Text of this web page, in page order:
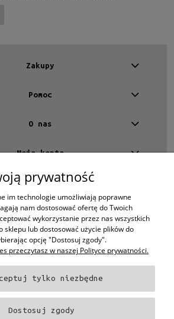
Zakupy
Pomoc
O nas
Moje konto
Kontakt
OPTYKA -
optyk Warszawa
ul.Chmielna 4
00-020 Warszawa
woj. mazowieckie
+48 696 015 670
sklep@4eyes.pl
Oprawki i okulary PersolOprawki i okulary Polo
Tom Ford Oprawki i okulary Miu Miu
prywatność
im technologie umożliwiają poprawne
nam dostosować ofertę do Twoich
wykorzystanie przez nas wszystkich
sklepu lub dostosować użycie plików do
opcję "Dostosuj zgody".
przeczytasz w naszej Polityce prywatności.
tylko niezbędne
Dostosuj zgody